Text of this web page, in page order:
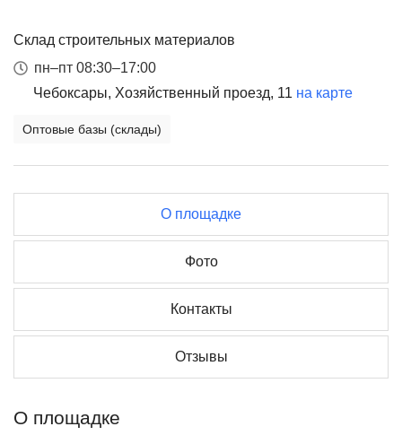
Склад строительных материалов
пн–пт 08:30–17:00
Чебоксары, Хозяйственный проезд, 11 на карте
Оптовые базы (склады)
О площадке
Фото
Контакты
Отзывы
О площадке